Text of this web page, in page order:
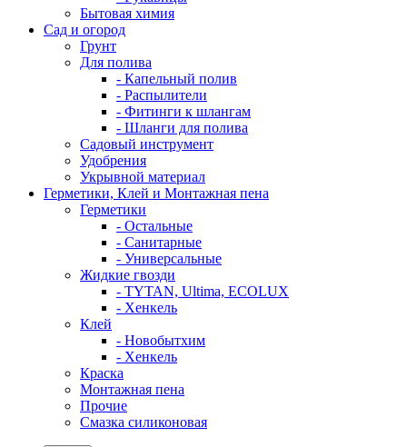
Бытовая химия
Сад и огород
Грунт
Для полива
- Капельный полив
- Распылители
- Фитинги к шлангам
- Шланги для полива
Садовый инструмент
Удобрения
Укрывной материал
Герметики, Клей и Монтажная пена
Герметики
- Остальные
- Санитарные
- Универсальные
Жидкие гвозди
- TYTAN, Ultima, ECOLUX
- Хенкель
Клей
- Новобытхим
- Хенкель
Краска
Монтажная пена
Прочие
Смазка силиконовая